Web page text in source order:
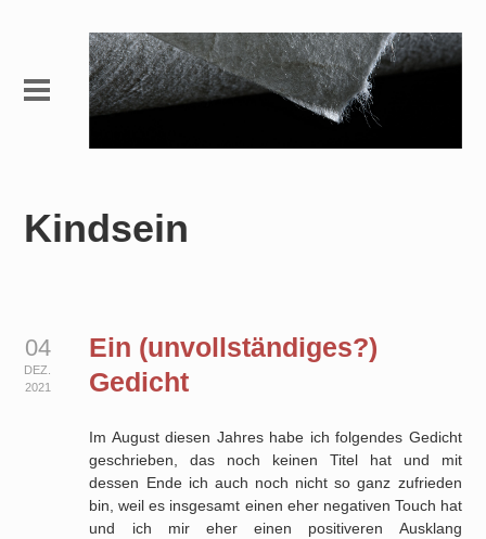
Kindsein
04
DEZ.
2021
Ein (unvollständiges?)
Gedicht
Im August diesen Jahres habe ich folgendes Gedicht
geschrieben, das noch keinen Titel hat und mit
dessen Ende ich auch noch nicht so ganz zufrieden
bin, weil es insgesamt einen eher negativen Touch hat
und ich mir eher einen positiveren Ausklang